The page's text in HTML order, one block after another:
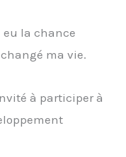
eu la chance
ma vie.
à participer à